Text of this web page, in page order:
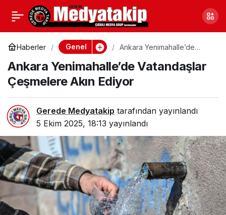
Haberler Genel
Ankara Yenimahalle’de
Ediyor
Ankara Yenimahalle’de Vatandaşlar
Çeşmelere Akın Ediyor
Gerede Medyatakip tarafından yayınlandı
5 Ekim 2025, 18:13 yayınlandı
Sinop’ta Uyuşturucu
Operasyonu: 3 Gözaltı, 1
Tutuklama
Paylaş